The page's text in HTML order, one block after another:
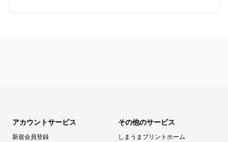
アカウントサービス
新規会員登録
その他のサービス
しまうまプリントホーム